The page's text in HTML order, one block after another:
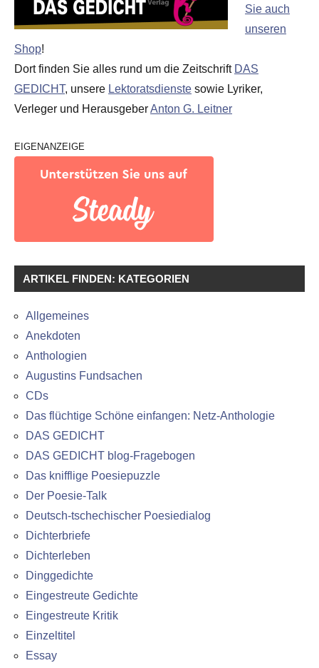
Sie auch
unseren
Shop!
Dort finden Sie alles rund um die Zeitschrift DAS
GEDICHT, unsere Lektoratsdienste sowie Lyriker,
Verleger und HerausgeberAnton G. Leitner
EIGENANZEIGE
ARTIKEL FINDEN: KATEGORIEN
Allgemeines
Anekdoten
Anthologien
Augustins Fundsachen
CDs
Das flüchtige Schöne einfangen: Netz-Anthologie
DAS GEDICHT
DAS GEDICHT blog-Fragebogen
Das knifflige Poesiepuzzle
Der Poesie-Talk
Deutsch-tschechischer Poesiedialog
Dichterbriefe
Dichterleben
Dinggedichte
Eingestreute Gedichte
Eingestreute Kritik
Einzeltitel
Essay